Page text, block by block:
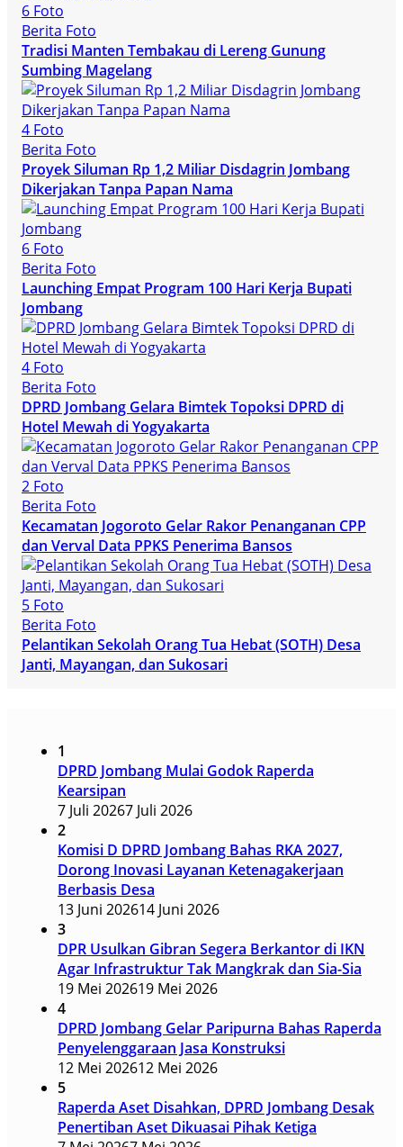
6 Foto
Berita Foto
Tradisi Manten Tembakau di Lereng Gunung
Sumbing Magelang
4 Foto
Berita Foto
Proyek Siluman Rp 1,2 Miliar Disdagrin Jombang
Dikerjakan Tanpa Papan Nama
6 Foto
Berita Foto
Launching Empat Program 100 Hari Kerja Bupati
Jombang
4 Foto
Berita Foto
DPRD Jombang Gelara Bimtek Topoksi DPRD di
Hotel Mewah di Yogyakarta
2 Foto
Berita Foto
Kecamatan Jogoroto Gelar Rakor Penanganan CPP
dan Verval Data PPKS Penerima Bansos
5 Foto
Berita Foto
Pelantikan Sekolah Orang Tua Hebat (SOTH) Desa
Janti, Mayangan, dan Sukosari
1
DPRD Jombang Mulai Godok Raperda
Kearsipan
7 Juli 20267 Juli 2026
2
Komisi D DPRD Jombang Bahas RKA 2027,
Dorong Inovasi Layanan Ketenagakerjaan
Berbasis Desa
13 Juni 202614 Juni 2026
3
DPR Usulkan Gibran Segera Berkantor di IKN
Agar Infrastruktur Tak Mangkrak dan Sia-Sia
19 Mei 202619 Mei 2026
4
DPRD Jombang Gelar Paripurna Bahas Raperda
Penyelenggaraan Jasa Konstruksi
12 Mei 202612 Mei 2026
5
Raperda Aset Disahkan, DPRD Jombang Desak
Penertiban Aset Dikuasai Pihak Ketiga